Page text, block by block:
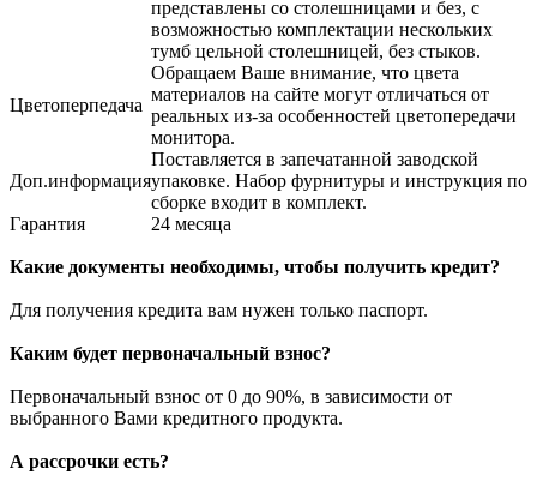
представлены со столешницами и без, с
возможностью комплектации нескольких
тумб цельной столешницей, без стыков.
Цветоперпедача
Обращаем Ваше внимание, что цвета
материалов на сайте могут отличаться от
реальных из-за особенностей цветопередачи
монитора.
Доп.информация
Поставляется в запечатанной заводской
упаковке. Набор фурнитуры и инструкция по
сборке входит в комплект.
Гарантия
24 месяца
Какие документы необходимы, чтобы получить кредит?
Для получения кредита вам нужен только паспорт.
Каким будет первоначальный взнос?
Первоначальный взнос от 0 до 90%, в зависимости от
выбранного Вами кредитного продукта.
А рассрочки есть?